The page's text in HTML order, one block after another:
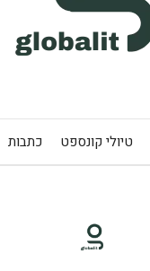
טיולי קונספט כתבות